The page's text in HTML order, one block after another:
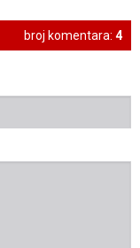
broj komentara: 4